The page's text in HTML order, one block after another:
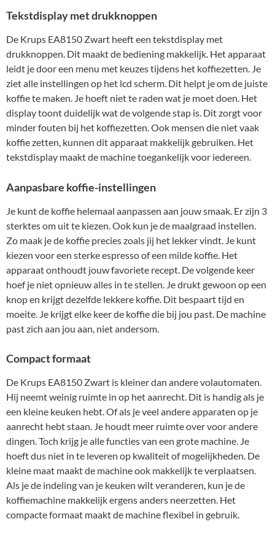
Tekstdisplay met drukknoppen
De Krups EA8150 Zwart heeft een tekstdisplay met
drukknoppen. Dit maakt de bediening makkelijk. Het apparaat
leidt je door een menu met keuzes tijdens het koffiezetten. Je
ziet alle instellingen op het lcd scherm. Dit helpt je om de juiste
koffie te maken. Je hoeft niet te raden wat je moet doen. Het
display toont duidelijk wat de volgende stap is. Dit zorgt voor
minder fouten bij het koffiezetten. Ook mensen die niet vaak
koffie zetten, kunnen dit apparaat makkelijk gebruiken. Het
tekstdisplay maakt de machine toegankelijk voor iedereen.
Aanpasbare koffie-instellingen
Je kunt de koffie helemaal aanpassen aan jouw smaak. Er zijn 3
sterktes om uit te kiezen. Ook kun je de maalgraad instellen.
Zo maak je de koffie precies zoals jij het lekker vindt. Je kunt
kiezen voor een sterke espresso of een milde koffie. Het
apparaat onthoudt jouw favoriete recept. De volgende keer
hoef je niet opnieuw alles in te stellen. Je drukt gewoon op een
knop en krijgt dezelfde lekkere koffie. Dit bespaart tijd en
moeite. Je krijgt elke keer de koffie die bij jou past. De machine
past zich aan jou aan, niet andersom.
Compact formaat
De Krups EA8150 Zwart is kleiner dan andere volautomaten.
Hij neemt weinig ruimte in op het aanrecht. Dit is handig als je
een kleine keuken hebt. Of als je veel andere apparaten op je
aanrecht hebt staan. Je houdt meer ruimte over voor andere
dingen. Toch krijg je alle functies van een grote machine. Je
hoeft dus niet in te leveren op kwaliteit of mogelijkheden. De
kleine maat maakt de machine ook makkelijk te verplaatsen.
Als je de indeling van je keuken wilt veranderen, kun je de
koffiemachine makkelijk ergens anders neerzetten. Het
compacte formaat maakt de machine flexibel in gebruik.